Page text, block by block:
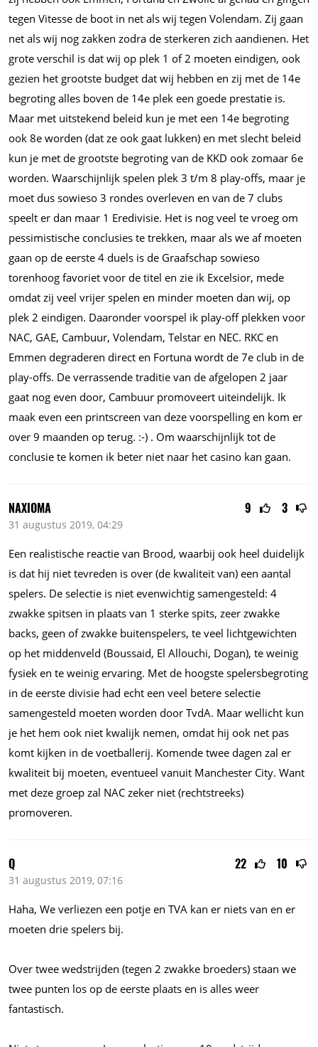
tegen Vitesse de boot in net als wij tegen Volendam. Zij gaan
net als wij nog zakken zodra de sterkeren zich aandienen. Het
grote verschil is dat wij op plek 1 of 2 moeten eindigen, ook
gezien het grootste budget dat wij hebben en zij met de 14e
begroting alles boven de 14e plek een goede prestatie is.
Maar met uitstekend beleid kun je met een 14e begroting
ook 8e worden (dat ze ook gaat lukken) en met slecht beleid
kun je met de grootste begroting van de KKD ook zomaar 6e
worden. Waarschijnlijk spelen plek 3 t/m 8 play-offs, maar je
moet dus sowieso 3 rondes overleven en van de 7 clubs
speelt er dan maar 1 Eredivisie. Het is nog veel te vroeg om
pessimistische conclusies te trekken, maar als we af moeten
gaan op de eerste 4 duels is de Graafschap sowieso
torenhoog favoriet voor de titel en zie ik Excelsior, mede
omdat zij veel vrijer spelen en minder moeten dan wij, op
plek 2 eindigen. Daaronder voorspel ik play-off plekken voor
NAC, GAE, Cambuur, Volendam, Telstar en NEC. RKC en
Emmen degraderen direct en Fortuna wordt de 7e club in de
play-offs. De verrassende traditie van de afgelopen 2 jaar
gaat nog even door, Cambuur promoveert uiteindelijk. Ik
maak even een printscreen van deze voorspelling en kom er
over 9 maanden op terug. :-) . Om waarschijnlijk tot de
conclusie te komen ik beter niet naar het casino kan gaan.
9 3
NAXIOMA
31 augustus 2019, 04:29
Een realistische reactie van Brood, waarbij ook heel duidelijk
is dat hij niet tevreden is over (de kwaliteit van) een aantal
spelers. De selectie is niet evenwichtig samengesteld: 4
zwakke spitsen in plaats van 1 sterke spits, zeer zwakke
backs, geen of zwakke buitenspelers, te veel lichtgewichten
op het middenveld (Boussaid, El Allouchi, Dogan), te weinig
fysiek en te weinig ervaring. Met de hoogste spelersbegroting
in de eerste divisie had echt een veel betere selectie
samengesteld moeten worden door TvdA. Maar wellicht kun
je het hem ook niet kwalijk nemen, omdat hij ook net pas
komt kijken in de voetballerij. Komende twee dagen zal er
kwaliteit bij moeten, eventueel vanuit Manchester City. Want
met deze groep zal NAC zeker niet (rechtstreeks)
promoveren.
22 10
Q
31 augustus 2019, 07:16
Haha, We verliezen een potje en TVA kan er niets van en er
moeten drie spelers bij.
Over twee wedstrijden (tegen 2 zwakke broeders) staan we
twee punten los op de eerste plaats en is alles weer
fantastisch.